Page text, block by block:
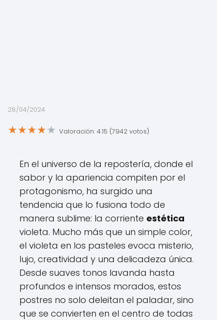
28/04/2024
★★★★★ Valoración: 4.15 (7942 votos)
En el universo de la repostería, donde el
sabor y la apariencia compiten por el
protagonismo, ha surgido una
tendencia que lo fusiona todo de
manera sublime: la corriente estética
violeta. Mucho más que un simple color,
el violeta en los pasteles evoca misterio,
lujo, creatividad y una delicadeza única.
Desde suaves tonos lavanda hasta
profundos e intensos morados, estos
postres no solo deleitan el paladar, sino
que se convierten en el centro de todas